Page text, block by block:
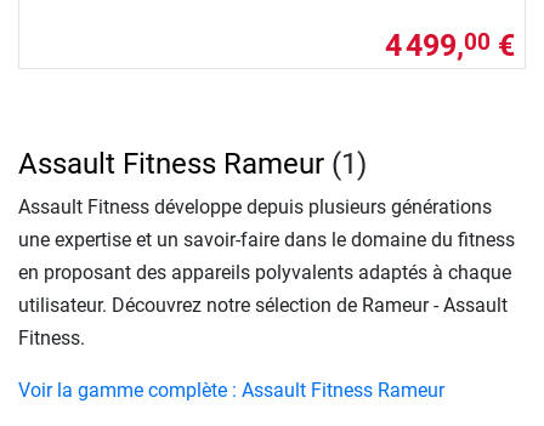
4 499,00 €
Assault Fitness Rameur (1)
Assault Fitness développe depuis plusieurs générations
une expertise et un savoir-faire dans le domaine du fitness
en proposant des appareils polyvalents adaptés à chaque
utilisateur. Découvrez notre sélection de Rameur - Assault
Fitness.
Voir la gamme complète : Assault Fitness Rameur